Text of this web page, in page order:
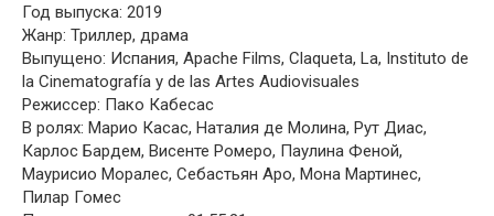
Год выпуска: 2019
Жанр: Триллер, драма
Выпущено: Испания, Apache Films, Claqueta, La, Instituto de
la Cinematografía y de las Artes Audiovisuales
Режиссер: Пако Кабесас
В ролях: Марио Касас, Наталия де Молина, Рут Диас,
Карлос Бардем, Висенте Ромеро, Паулина Феной,
Маурисио Моралес, Себастьян Аро, Мона Мартинес,
Пилар Гомес